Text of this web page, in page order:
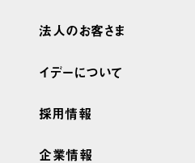
法人のお客さま
イデーについて
採用情報
企業情報